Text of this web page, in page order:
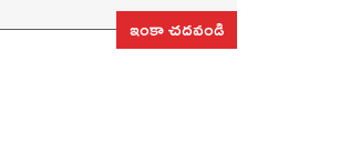
ఇంకా చదవండి